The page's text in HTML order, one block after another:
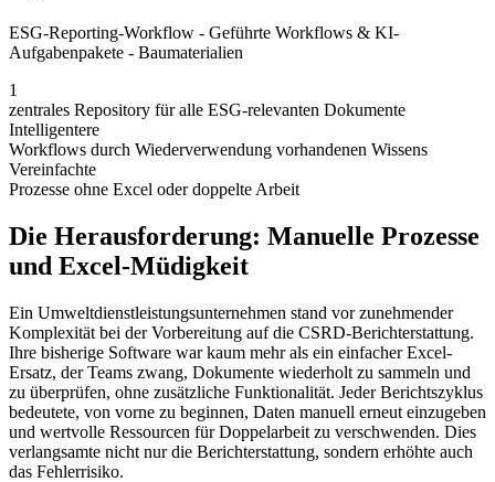
ESG-Reporting-Workflow - Geführte Workflows & KI-
Aufgabenpakete - Baumaterialien
1
zentrales Repository für alle ESG-relevanten Dokumente
Intelligentere
Workflows durch Wiederverwendung vorhandenen Wissens
Vereinfachte
Prozesse ohne Excel oder doppelte Arbeit
Die Herausforderung: Manuelle Prozesse
und Excel-Müdigkeit
Ein Umweltdienstleistungsunternehmen stand vor zunehmender
Komplexität bei der Vorbereitung auf die CSRD-Berichterstattung.
Ihre bisherige Software war kaum mehr als ein einfacher Excel-
Ersatz, der Teams zwang, Dokumente wiederholt zu sammeln und
zu überprüfen, ohne zusätzliche Funktionalität. Jeder Berichtszyklus
bedeutete, von vorne zu beginnen, Daten manuell erneut einzugeben
und wertvolle Ressourcen für Doppelarbeit zu verschwenden. Dies
verlangsamte nicht nur die Berichterstattung, sondern erhöhte auch
das Fehlerrisiko.